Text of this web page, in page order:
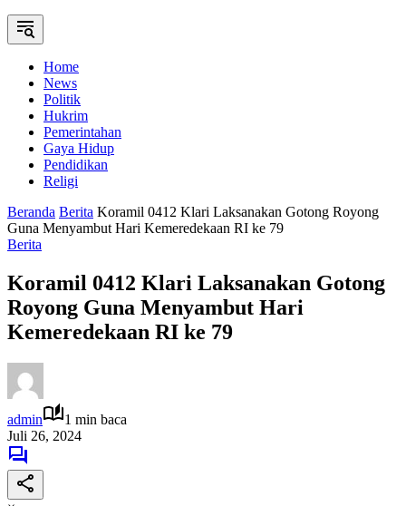
Home
News
Politik
Hukrim
Pemerintahan
Gaya Hidup
Pendidikan
Religi
Beranda Berita Koramil 0412 Klari Laksanakan Gotong Royong
Guna Menyambut Hari Kemeredekaan RI ke 79
Berita
Koramil 0412 Klari Laksanakan Gotong
Royong Guna Menyambut Hari
Kemeredekaan RI ke 79
admin
1 min baca
Juli 26, 2024